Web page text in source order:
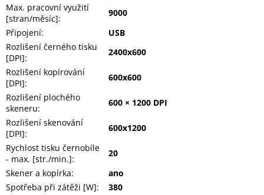
Max. pracovní využití
[stran/měsíc]:
9000
Připojení:
USB
Rozlišení černého tisku
[DPI]:
2400x600
Rozlišení kopírování
[DPI]:
600x600
Rozlišení plochého
skeneru:
600 × 1200 DPI
Rozlišení skenování
[DPI]:
600x1200
Rychlost tisku černobíle
- max. [str./min.]:
20
Skener a kopírka:
ano
Spotřeba při zátěži [W]:
380